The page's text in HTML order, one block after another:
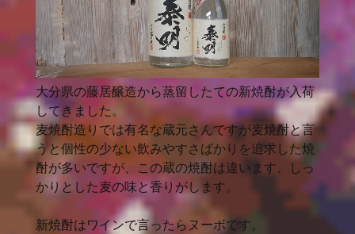
大分県の藤居醸造から蒸留したての新焼酎が入荷
してきました。
麦焼酎造りでは有名な蔵元さんですが麦焼酎と言
うと個性の少ない飲みやすさばかりを追求した焼
酎が多いですが、この蔵の焼酎は違います、しっ
かりとした麦の味と香りがします。
新焼酎はワインで言ったらヌーボです。